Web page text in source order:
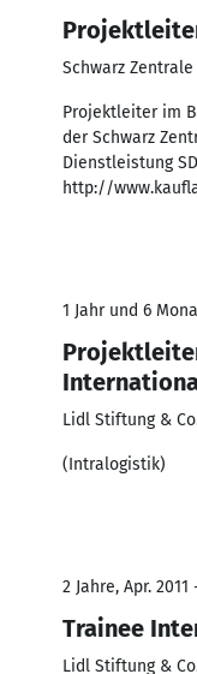
Schwarz Zentrale
Projektleiter im
der Schwarz
Dienstleistung
http://
1 Jahr und 6
Lidl Stiftung &
(Intralogistik)
2 Jahre, Apr. 2011
Trainee
Lidl Stiftung &